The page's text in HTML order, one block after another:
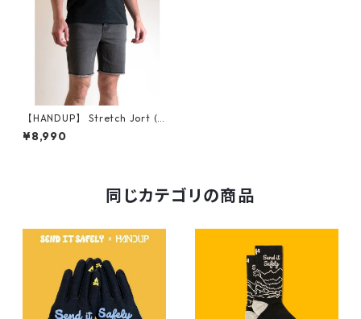
【HANDUP】 Stretch Jort (F
ADED GREY)
¥8,990
同じカテゴリの商品